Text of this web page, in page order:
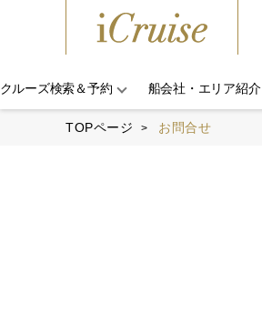
クルーズ検索＆予約 船会社・エリア紹介
TOPページ お問合せ